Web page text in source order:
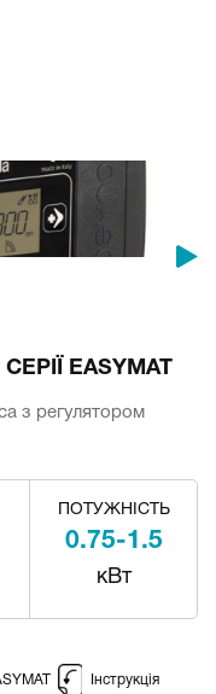
EASYMAT
з регулятором
ПОТУЖНІСТЬ
0.75-1.5
кВт
Інструкція